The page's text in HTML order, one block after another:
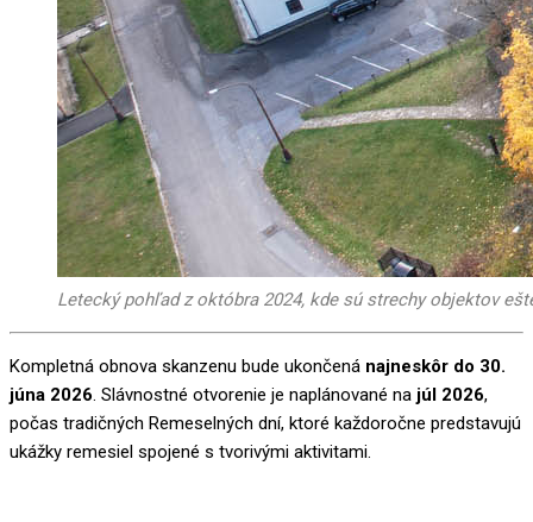
Letecký pohľad z októbra 2024, kde sú strechy objektov
Kompletná obnova skanzenu bude ukončená najneskôr do 30.
júna 2026. Slávnostné otvorenie je naplánované na júl 2026,
počas tradičných Remeselných dní, ktoré každoročne predstavujú
ukážky remesiel spojené s tvorivými aktivitami.